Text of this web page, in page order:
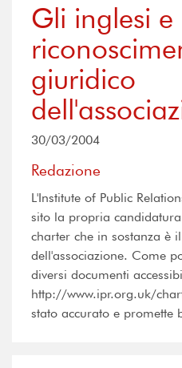
Gli inglesi e
giuridico
30/03/2004
Redazione
L'Institute of Public
sito la propria
charter che in sostanza è
dell'associazione. Come
diversi documenti
http://www.ipr.org.uk/
stato accurato e promette